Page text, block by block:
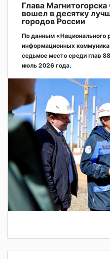
Глава
вошел в десятку
городов России
По данным «Национального
информационных
седьмое место среди глав
июль 2026 года.